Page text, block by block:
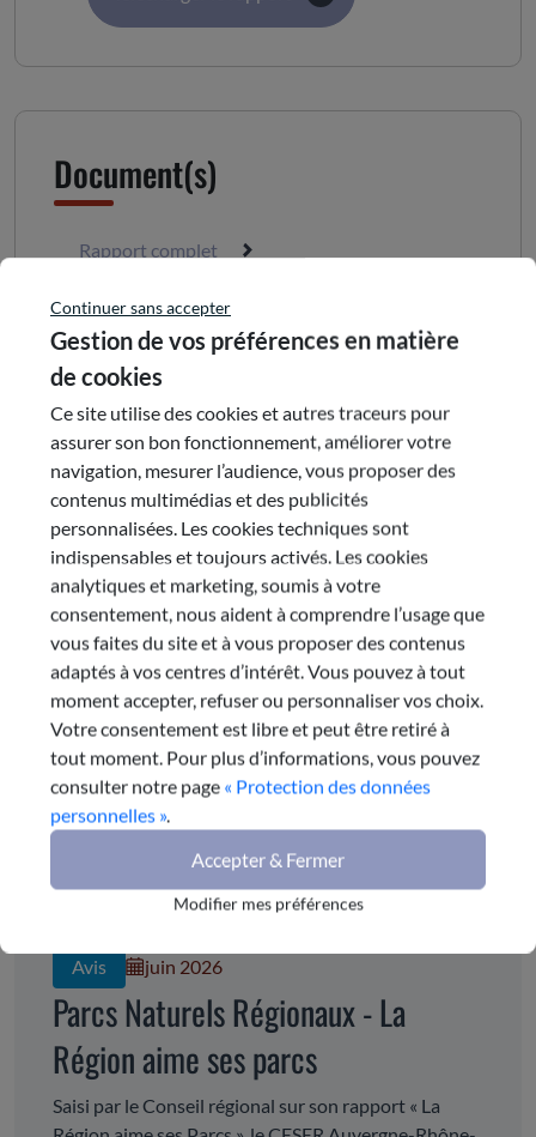
Document(s)
Rapport complet
Nos avis et contributions partageant la
même thématique
Avis juin 2026
Parcs Naturels Régionaux - La
Région aime ses parcs
Saisi par le Conseil régional sur son rapport « La
Continuer sans accepter
Gestion de vos préférences en matière
de cookies
Ce site utilise des cookies et autres traceurs pour
assurer son bon fonctionnement, améliorer votre
navigation, mesurer l’audience, vous proposer des
contenus multimédias et des publicités
personnalisées. Les cookies techniques sont
indispensables et toujours activés. Les cookies
analytiques et marketing, soumis à votre
consentement, nous aident à comprendre l’usage que
vous faites du site et à vous proposer des contenus
adaptés à vos centres d’intérêt. Vous pouvez à tout
moment accepter, refuser ou personnaliser vos choix.
Votre consentement est libre et peut être retiré à
tout moment. Pour plus d’informations, vous pouvez
consulter notre page « Protection des données
personnelles ».
Accepter & Fermer
Modifier mes préférences